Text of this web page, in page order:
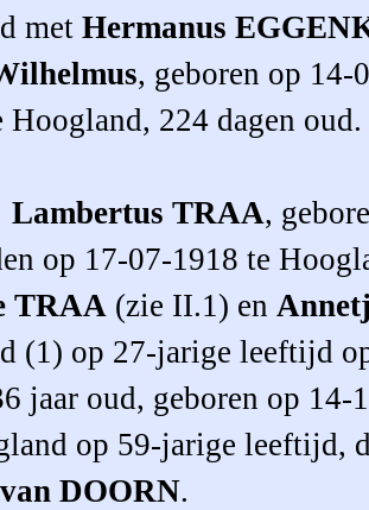
met Hermanus
, geboren op 14-
Hoogland, 224 dagen oud.
Lambertus TRAA,
op 17-07-1918 te
TRAA(zie II.1) en
(1) op 27-jarige leeftijd
jaar oud, geboren op
op 59-jarige leeftijd,
van DOORN.